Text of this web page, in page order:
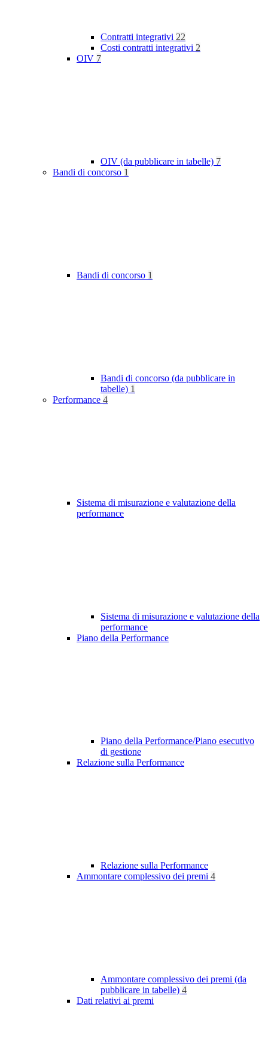
Contratti integrativi 22
Costi contratti integrativi 2
OIV 7
OIV (da pubblicare in tabelle) 7
Bandi di concorso 1
Bandi di concorso 1
Bandi di concorso (da pubblicare in
tabelle) 1
Performance 4
Sistema di misurazione e valutazione della
performance
Sistema di misurazione e valutazione della
performance
Piano della Performance
Piano della Performance/Piano esecutivo
di gestione
Relazione sulla Performance
Relazione sulla Performance
Ammontare complessivo dei premi 4
Ammontare complessivo dei premi (da
pubblicare in tabelle) 4
Dati relativi ai premi